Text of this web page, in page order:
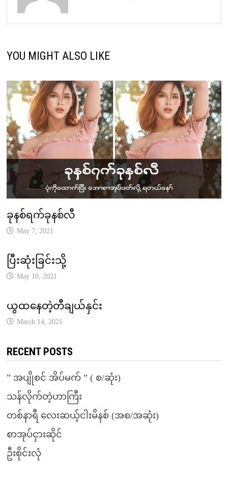
YOU MIGHT ALSO LIKE
ခုနစ်ရက်ခုနစ်လီ
May 7, 2021
ပြီးဆုံးခြင်းသို့
May 10, 2021
ယွထနေတဲ့တီချယ်နှင်း
March 14, 2021
RECENT POSTS
” အပျိုစင် အိပ်မက် ” ( စ/ဆုံး)
သန်လိုက်တဲ့ဟာကြီး
တစ်နာရီ လေးဆယ့်ငါးမိနစ် (အစ/အဆုံး)
စာအုပ်ငှားဆိုင်
ဦးစိုင်းလုံ